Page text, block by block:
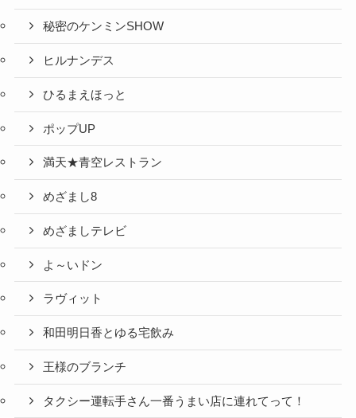
秘密のケンミンSHOW
ヒルナンデス
ひるまえほっと
ポップUP
満天★青空レストラン
めざまし8
めざましテレビ
よ～いドン
ラヴィット
和田明日香とゆる宅飲み
王様のブランチ
タクシー運転手さん一番うまい店に連れてって！